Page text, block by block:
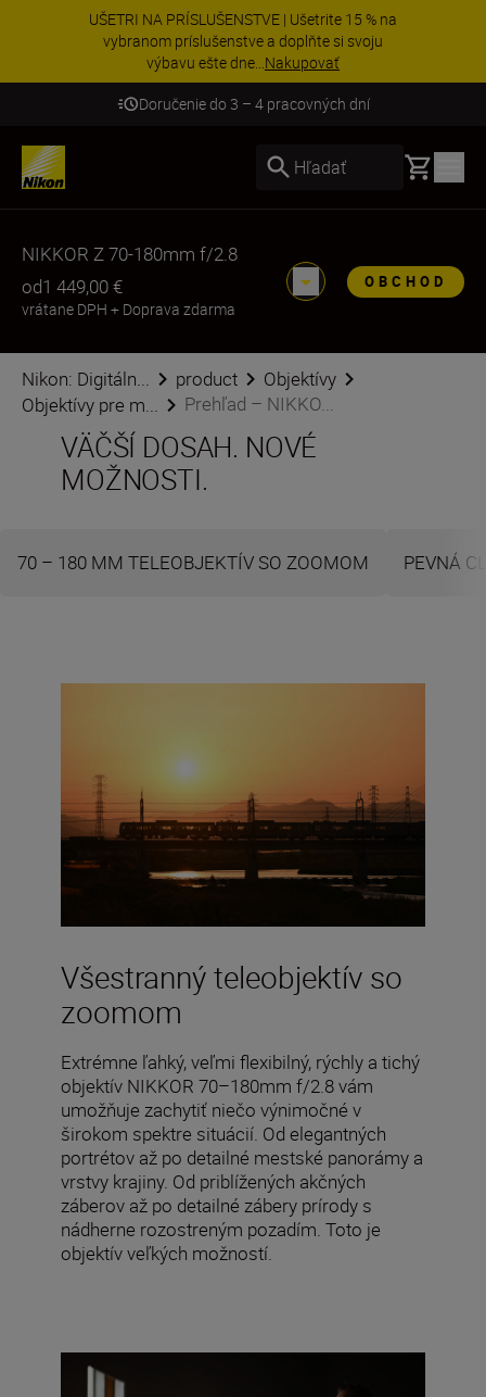
UŠETRI NA PRÍSLUŠENSTVE | Ušetrite 15 % na
vybranom príslušenstve a doplňte si svoju
výbavu ešte dne...Nakupovať
Doručenie do 3 – 4 pracovných dní
Hľadať Basket
NIKKOR Z 70-180mm f/2.8
od1 449,00 €
vrátane DPH + Doprava zdarma
OBCHOD
Nikon: Digitáln... product
Objektívy
Objektívy pre m...
Prehľad – NIKKO...
VÄČŠÍ DOSAH. NOVÉ
MOŽNOSTI.
70 – 180 MM TELEOBJEKTÍV SO ZOOMOM PEVNÁ
Všestranný teleobjektív so
zoomom
Extrémne ľahký, veľmi flexibilný, rýchly a tichý
objektív NIKKOR 70–180mm f/2.8 vám
umožňuje zachytiť niečo výnimočné v
širokom spektre situácií. Od elegantných
portrétov až po detailné mestské panorámy a
vrstvy krajiny. Od priblížených akčných
záberov až po detailné zábery prírody s
nádherne rozostreným pozadím. Toto je
objektív veľkých možností.